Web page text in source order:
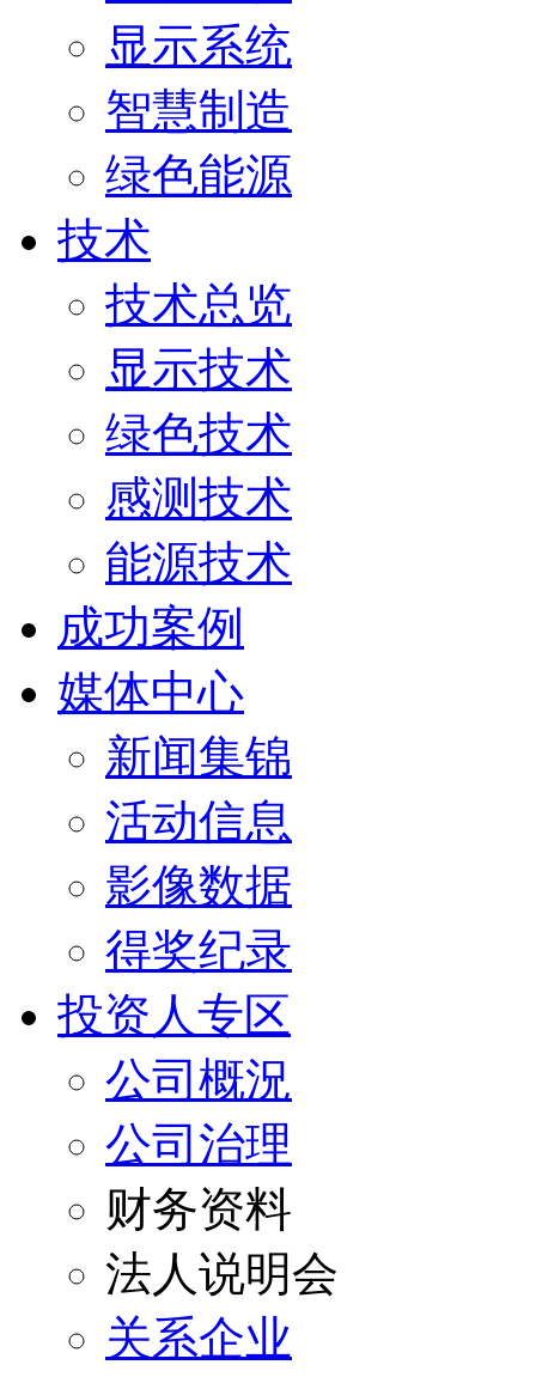
显示系统
智慧制造
绿色能源
技术
技术总览
显示技术
绿色技术
感测技术
能源技术
成功案例
媒体中心
新闻集锦
活动信息
影像数据
得奖纪录
投资人专区
公司概況
公司治理
财务资料
法人说明会
关系企业